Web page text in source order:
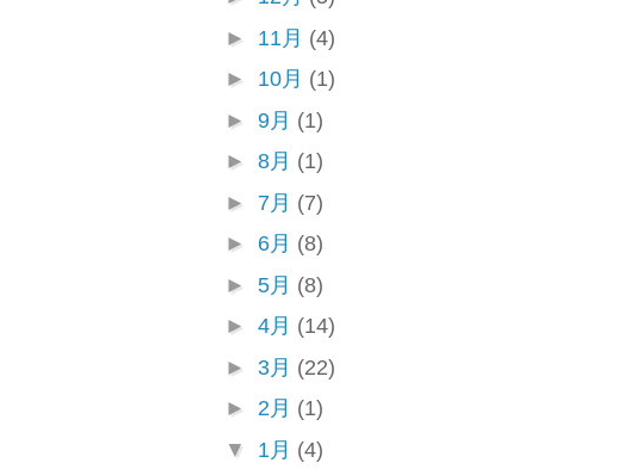
► 11月 (4)
► 10月 (1)
► 9月 (1)
► 8月 (1)
► 7月 (7)
► 6月 (8)
► 5月 (8)
► 4月 (14)
► 3月 (22)
► 2月 (1)
▼ 1月 (4)